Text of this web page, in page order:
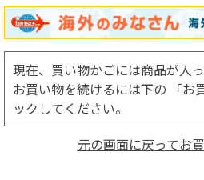
現在、買い物かごには商品が入
お買い物を続けるには下の 「お
ックしてください。
元の画面に戻ってお